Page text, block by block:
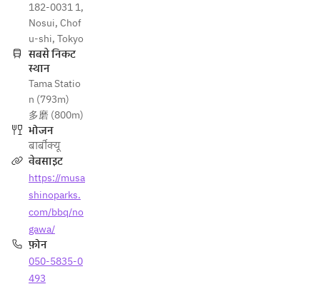
182-0031 1,
Nosui, Chof
u-shi, Tokyo
सबसे निकट
स्थान
Tama Statio
n (793m)
多磨 (800m)
भोजन
बार्बीक्यू
वेबसाइट
https://musa
shinoparks.
com/bbq/no
gawa/
फ़ोन
050-5835-0
493